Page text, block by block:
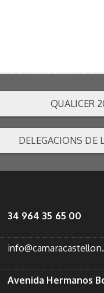
QUALICER
DELEGACIONS DE
34 964 35 65 00
Avenida Hermanos